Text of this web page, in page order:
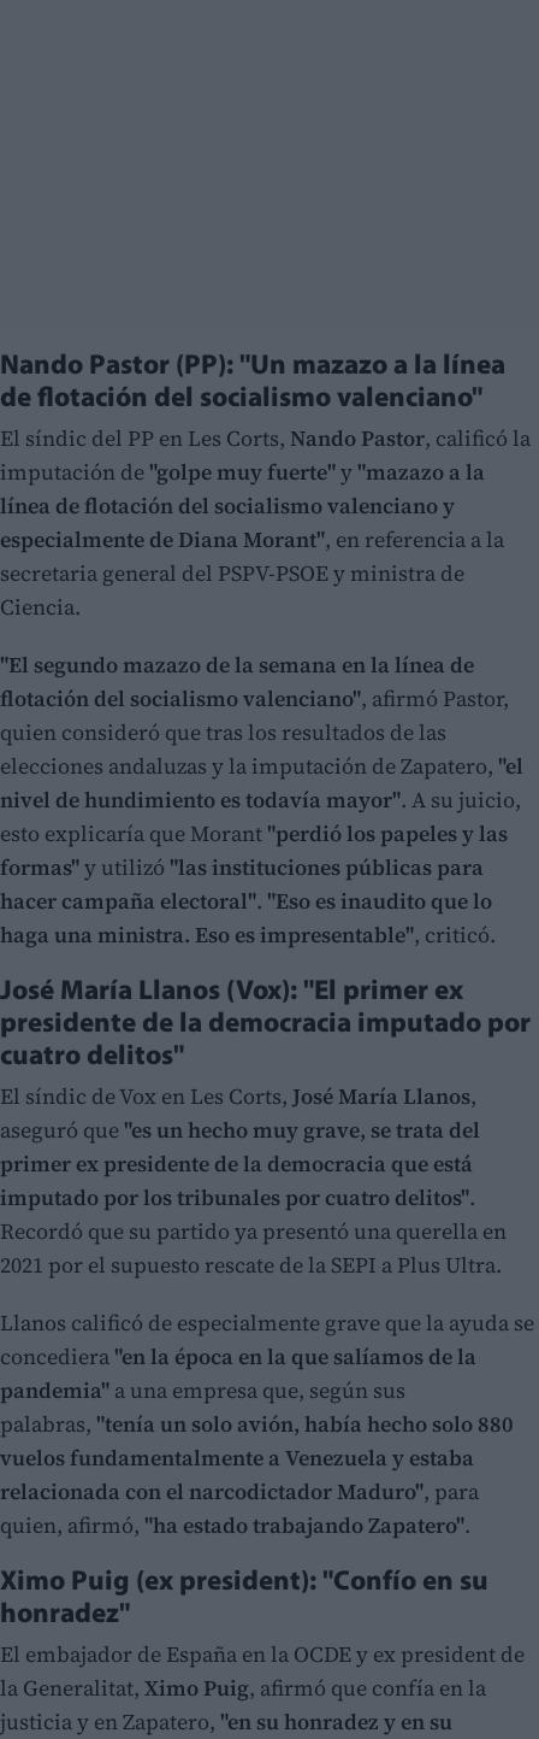
Nando Pastor (PP): "Un mazazo a la línea
de flotación del socialismo valenciano"
El síndic del PP en Les Corts, Nando Pastor, calificó la
imputación de "golpe muy fuerte"y "mazazo a la
línea de flotación del socialismo valenciano y
especialmente de Diana Morant", en referencia a la
secretaria general del PSPV-PSOE y ministra de
Ciencia.
"El segundo mazazo de la semana en la línea de
flotación del socialismo valenciano", afirmó Pastor,
quien consideró que tras los resultados de las
elecciones andaluzas y la imputación de Zapatero, "el
nivel de hundimiento es todavía mayor". A su juicio,
esto explicaría que Morant "perdió los papeles y las
formas"y utilizó "las instituciones públicas para
hacer campaña electoral". "Eso es inaudito que lo
haga una ministra. Eso es impresentable", criticó.
José María Llanos (Vox): "El primer ex
presidente de la democracia imputado por
cuatro delitos"
El síndic de Vox en Les Corts, José María Llanos,
aseguró que "es un hecho muy grave, se trata del
primer ex presidente de la democracia que está
imputado por los tribunales por cuatro delitos".
Recordó que su partido ya presentó una querella en
2021 por el supuesto rescate de la SEPI a Plus Ultra.
Llanos calificó de especialmente grave que la ayuda se
concediera "en la época en la que salíamos de la
pandemia" a una empresa que, según sus
palabras, "tenía un solo avión, había hecho solo 880
vuelos fundamentalmente a Venezuela y estaba
relacionada con el narcodictador Maduro", para
quien, afirmó, "ha estado trabajando Zapatero".
Ximo Puig (ex president): "Confío en su
honradez"
El embajador de España en la OCDE y ex president de
la Generalitat, Ximo Puig, afirmó que confía en la
justicia y en Zapatero, "en su honradez y en su